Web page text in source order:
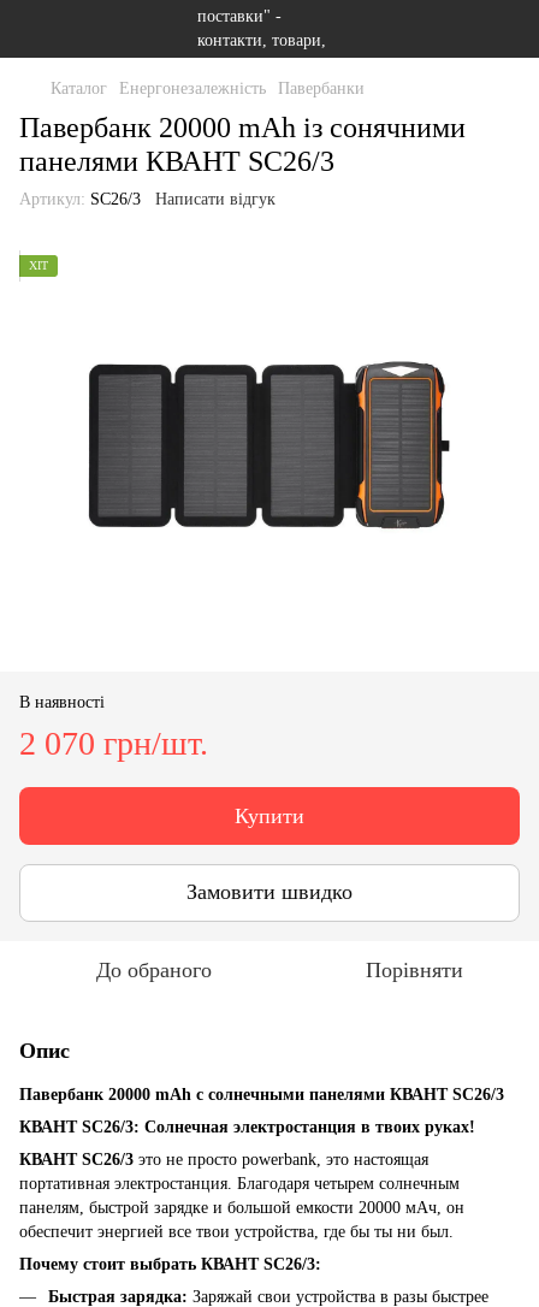
Каталог Енергонезалежність Павербанки
Павербанк 20000 mAh із сонячними
панелями КВАНТ SC26/3
Артикул: SC26/3 Написати відгук
ХІТ
В наявності
2 070 грн/шт.
Купити
Замовити швидко
До обраного Порівняти
Опис
Павербанк 20000 mAh с солнечными панелями КВАНТ SC26/3
КВАНТ SC26/3: Солнечная электростанция в твоих руках!
КВАНТ SC26/3 это не просто powerbank, это настоящая
портативная электростанция. Благодаря четырем солнечным
панелям, быстрой зарядке и большой емкости 20000 мАч, он
обеспечит энергией все твои устройства, где бы ты ни был.
Почему стоит выбрать КВАНТ SC26/3:
Быстрая зарядка: Заряжай свои устройства в разы быстрее